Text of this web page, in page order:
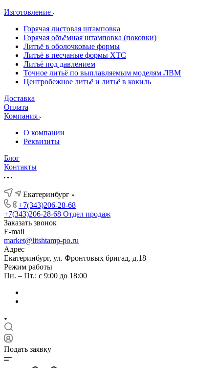
Изготовление
Горячая листовая штамповка
Горячая объёмная штамповка (поковки)
Литьё в оболочковые формы
Литьё в песчаные формы ХТС
Литьё под давлением
Точное литьё по выплавляемым моделям ЛВМ
Центробежное литьё и литьё в кокиль
Доставка
Оплата
Компания
О компании
Реквизиты
Блог
Контакты
Екатеринбург
+7(343)206-28-68
+7(343)206-28-68 Отдел продаж
Заказать звонок
E-mail
market@litshtamp-po.ru
Адрес
Екатеринбург, ул. Фронтовых бригад, д.18
Режим работы
Пн. – Пт.: с 9:00 до 18:00
Подать заявку